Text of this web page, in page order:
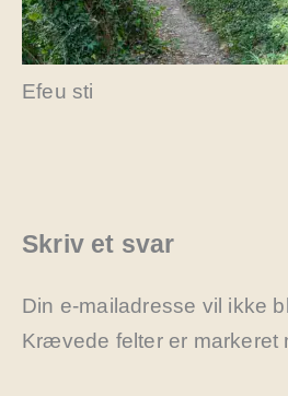
Efeu sti
Skriv et svar
Din e-mailadresse vil ikke
Krævede felter er markeret